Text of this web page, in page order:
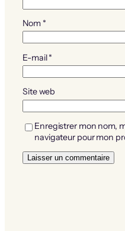
Nom *
E-mail*
Site web
Enregistrer mon nom,
navigateur pour mon